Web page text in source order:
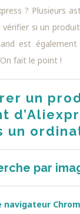
? Plusieurs
si un
est également
fait le point !
un
un
par
navigateur